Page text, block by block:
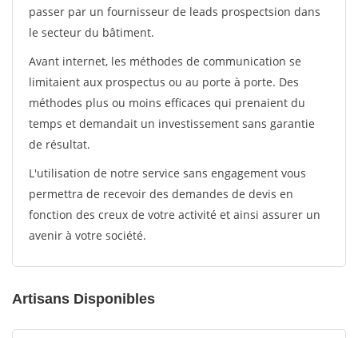
passer par un fournisseur de leads prospectsion dans
le secteur du bâtiment.
Avant internet, les méthodes de communication se
limitaient aux prospectus ou au porte à porte. Des
méthodes plus ou moins efficaces qui prenaient du
temps et demandait un investissement sans garantie
de résultat.
L'utilisation de notre service sans engagement vous
permettra de recevoir des demandes de devis en
fonction des creux de votre activité et ainsi assurer un
avenir à votre société.
Artisans Disponibles